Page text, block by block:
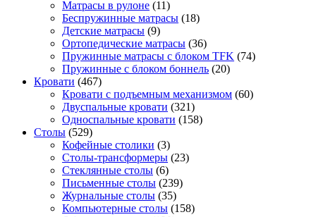
Матрасы в рулоне (11)
Беспружинные матрасы (18)
Детские матрасы (9)
Ортопедические матрасы (36)
Пружинные матрасы с блоком TFK (74)
Пружинные с блоком боннель (20)
Кровати (467)
Кровати с подъемным механизмом (60)
Двуспальные кровати (321)
Односпальные кровати (158)
Столы (529)
Кофейные столики (3)
Столы-трансформеры (23)
Стеклянные столы (6)
Письменные столы (239)
Журнальные столы (35)
Компьютерные столы (158)